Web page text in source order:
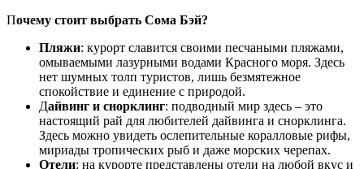
Почему стоит выбрать Сома Бэй?
Пляжи: курорт славится своими песчаными пляжами,
омываемыми лазурными водами Красного моря. Здесь
нет шумных толп туристов, лишь безмятежное
спокойствие и единение с природой.
Дайвинг и снорклинг: подводный мир здесь – это
настоящий рай для любителей дайвинга и снорклинга.
Здесь можно увидеть ослепительные коралловые рифы,
мириады тропических рыб и даже морских черепах.
Отели: на курорте представлены отели на любой вкус и